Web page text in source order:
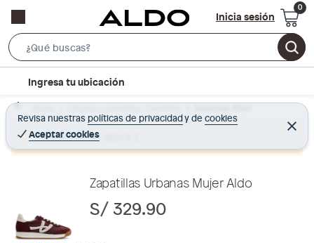
Inicia sesión
e
r
c
B
r
c
t
Ingresa tu ubicación
Revisa nuestras políticas de privacidadyde cookies
Aceptar cookies
C
e
r
Home Calzado y zapatillas - Zapatillas Zapatillas Mujer
Producto sin stock :(
Zapatillas Urbanas Mujer Aldo
S/ 329.90